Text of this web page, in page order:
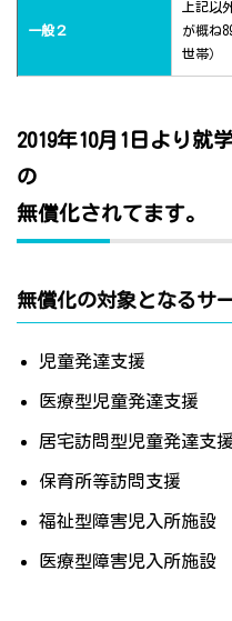
一般２
上記以
が概ね
世帯）
2019年10月1日より就
の
無償化されてます。
無償化の対象となるサ
児童発達支援
医療型児童発達支援
居宅訪問型児童発達支援
保育所等訪問支援
福祉型障害児入所施設
医療型障害児入所施設